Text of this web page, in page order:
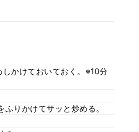
かけておいておく。※10分
りかけてサッと炒める。